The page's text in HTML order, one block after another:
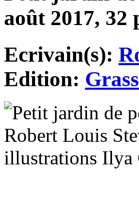
août 2017, 32
Ecrivain(s):
Edition: